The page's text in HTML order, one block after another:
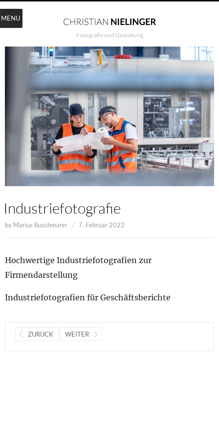
Fotografie und Gestaltung
Industriefotografie
by Marius Buschmann 7. Februar 2022
Hochwertige Industriefotografien zur
Firmendarstellung
Industriefotografien für Geschäftsberichte
ZURÜCK WEITER
MENU